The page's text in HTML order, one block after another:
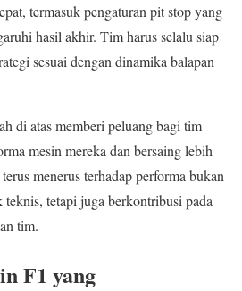
termasuk pengaturan pit stop yang
hasil akhir. Tim harus selalu siap
sesuai dengan dinamika balapan
di atas memberi peluang bagi tim
mesin mereka dan bersaing lebih
menerus terhadap performa bukan
teknis, tetapi juga berkontribusi pada
tim.
F1 yang